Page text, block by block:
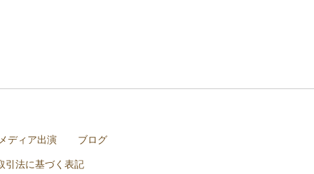
ディア出演 ブログ
引法に基づく表記